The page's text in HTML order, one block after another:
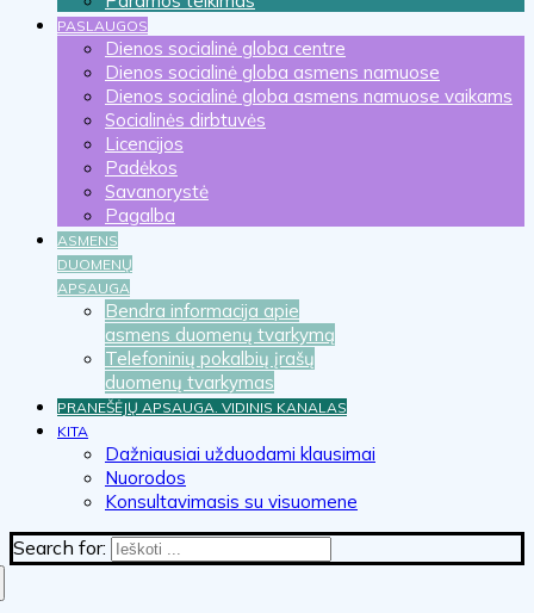
PASLAUGOS
Dienos socialinė globa centre
Dienos socialinė globa asmens namuose
Dienos socialinė globa asmens namuose vaikams
Socialinės dirbtuvės
Licencijos
Padėkos
Savanorystė
Pagalba
ASMENS
DUOMENŲ
APSAUGA
Bendra informacija apie
asmens duomenų tvarkymą
Telefoninių pokalbių įrašų
duomenų tvarkymas
PRANEŠĖJŲ APSAUGA. VIDINIS KANALAS
KITA
Dažniausiai užduodami klausimai
Nuorodos
Konsultavimasis su visuomene
Search for: